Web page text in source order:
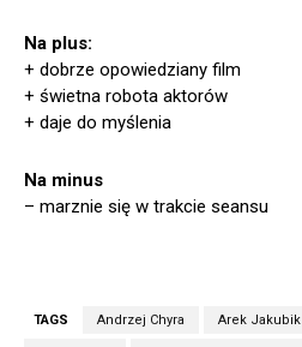
Na plus:
+ dobrze opowiedziany film
+ świetna robota aktorów
+ daje do myślenia
Na minus
– marznie się w trakcie seansu
TAGS Andrzej Chyra Arek Jakubik